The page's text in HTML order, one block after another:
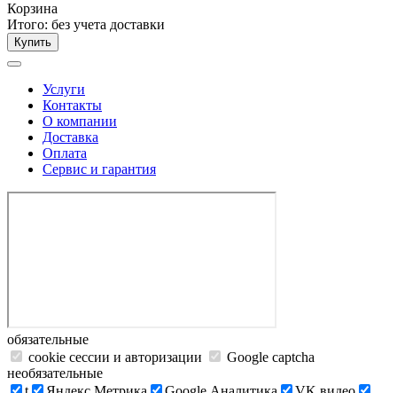
Корзина
Итого: без учета доставки
Купить
Услуги
Контакты
О компании
Доставка
Оплата
Сервис и гарантия
обязательные
cookie сессии и авторизации
Google captcha
необязательные